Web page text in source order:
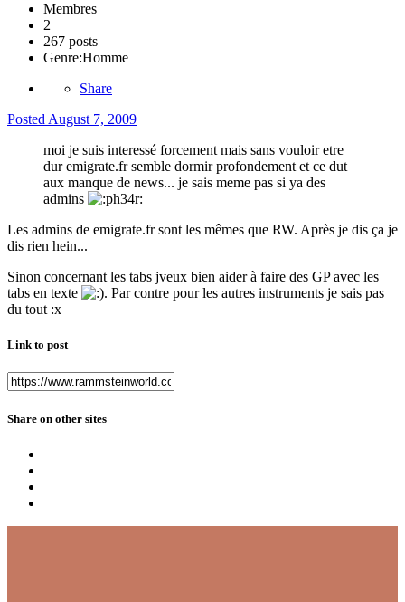
Membres
2
267 posts
Genre:Homme
Share
Posted August 7, 2009
moi je suis interessé forcement mais sans vouloir etre
dur emigrate.fr semble dormir profondement et ce dut
aux manque de news... je sais meme pas si ya des
admins
Les admins de emigrate.fr sont les mêmes que RW. Après je dis ça je
dis rien hein...
Sinon concernant les tabs jveux bien aider à faire des GP avec les
tabs en texte
. Par contre pour les autres instruments je sais pas
du tout :x
Link to post
Share on other sites